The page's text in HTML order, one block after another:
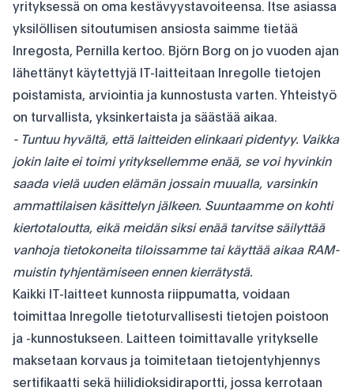
yrityksessä on oma kestävyystavoiteensa. Itse asiassa
yksilöllisen sitoutumisen ansiosta saimme tietää
Inregosta, Pernilla kertoo. Björn Borg on jo vuoden ajan
lähettänyt käytettyjä IT-laitteitaan Inregolle tietojen
poistamista, arviointia ja kunnostusta varten. Yhteistyö
on turvallista, yksinkertaista ja säästää aikaa.
- Tuntuu hyvältä, että laitteiden elinkaari pidentyy. Vaikka
jokin laite ei toimi yrityksellemme enää, se voi hyvinkin
saada vielä uuden elämän jossain muualla, varsinkin
ammattilaisen käsittelyn jälkeen. Suuntaamme on kohti
kiertotaloutta, eikä meidän siksi enää tarvitse säilyttää
vanhoja tietokoneita tiloissamme tai käyttää aikaa RAM-
muistin tyhjentämiseen ennen kierrätystä.
Kaikki IT-laitteet kunnosta riippumatta, voidaan
toimittaa Inregolle tietoturvallisesti tietojen poistoon
ja -kunnostukseen. Laitteen toimittavalle yritykselle
maksetaan korvaus ja toimitetaan tietojentyhjennys
sertifikaatti sekä hiilidioksidiraportti, jossa kerrotaan